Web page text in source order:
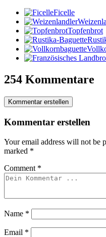
Ficelle
Topfenbrot
254 Kommentare
Kommentar erstellen
Kommentar erstellen
Your email address will not be
marked *
Comment *
Name *
Email *